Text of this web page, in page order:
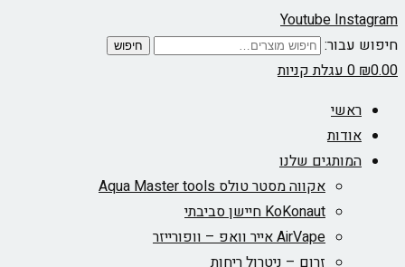
YoutubeInstagram
חיפוש עבור:
חיפוש
₪0.00
0עגלת קניות
ראשי
אודות
המותגים שלנו
אקווה מסטר טולס Aqua Master tools
KoKonaut חיישן סביבתי
AirVape אייר וואפ – וופורייזר
זרום – ניטרול ריחות